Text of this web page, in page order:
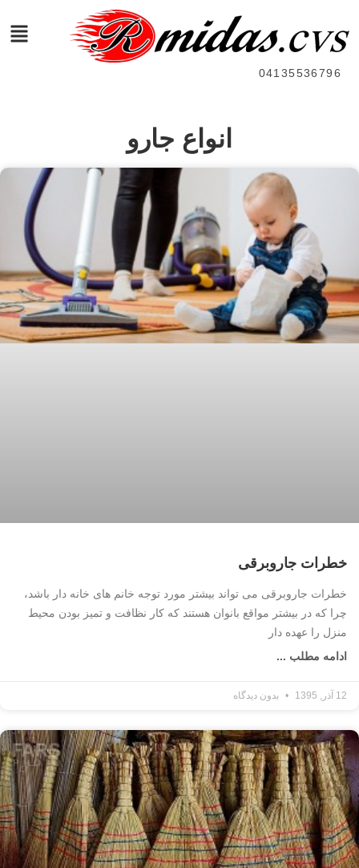
04135536796
انواع جارو
خطرات جاروبرقی
خطرات جاروبرقی می تواند بیشتر مورد توجه خانم های خانه دار باشد،
چرا که در بیشتر مواقع بانوان هستند که کار نظافت و تمیز بودن محیط
منزل را عهده دار
ادامه مطلب ...
12 آذر, 1395 بدون دیدگاه